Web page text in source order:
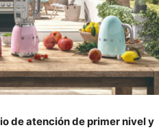
de atención de primer nivel y